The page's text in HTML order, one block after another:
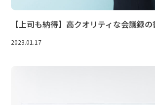
【上司も納得】高クオリティな会議録
2023.01.17